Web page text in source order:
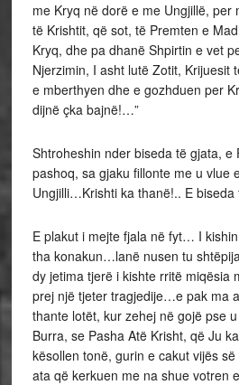
me Kryq në dorë e me Ungjillë, per
të Krishtit, që sot, të Premten e
Kryq, dhe pa dhanë Shpirtin e vet
Njerzimin, I asht lutë Zotit, Krijuesit
e mberthyen dhe e gozhduen per
dijnë çka bajnë!…”
Shtroheshin nder biseda të gjata, e
pashoq, sa gjaku fillonte me u
Ungjilli…Krishti ka thanë!.. E
E plakut i mejte fjala në fyt… I
tha konakun…lanë nusen tu
dy jetima tjerë i kishte rritë miqësia
prej një tjeter tragjedije…e pak ma
thante lotët, kur zehej në gojë pse
Burra, se Pasha Atë Krisht, që Ju
kësollen tonë, gurin e cakut vijës
ata që kerkuen me na shue votren